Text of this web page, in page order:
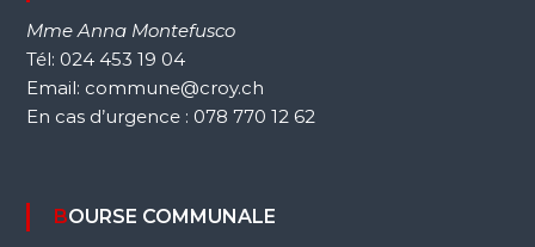
Mme Anna Montefusco
Tél: 024 453 19 04
Email: commune@croy.ch
En cas d’urgence : 078 770 12 62
BOURSE COMMUNALE